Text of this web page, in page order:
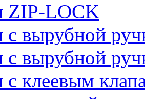
ZIP-LOCK
с вырубной
с вырубной
с клеевым